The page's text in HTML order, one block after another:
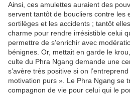
Ainsi, ces amulettes auraient des
servent tantôt de boucliers contre les
sortilèges et les accidents ; tantôt
charme pour rendre irrésistible celui
permettre de s’enrichir avec
bénignes. Or, mettait en garde le
culte du Phra Ngang demande une
s’avère très positive si on
motivation purs ». Le Phra Ngang se
compagnon de vie pour celui qui le